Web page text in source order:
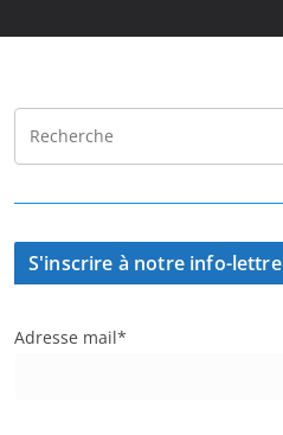
S'inscrire à notre info-lettre
Adresse mail*